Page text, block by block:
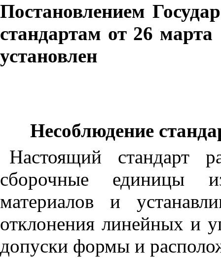
Постановлением Государ
стандартам от 26
установлен
Несоблюдение
Настоящий стандарт
сборочные единицы
материалов и
отклонения линейных и
допуски формы и